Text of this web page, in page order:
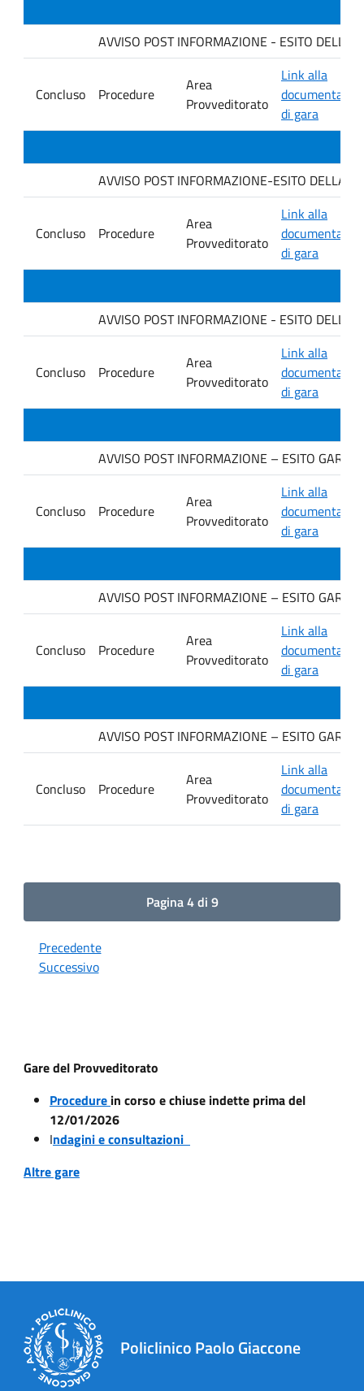
AVVISO POST INFORMAZIONE - ESITO DELLA
Concluso Procedure
Area
Provveditorato
Link alla
di gara
AVVISO POST INFORMAZIONE-ESITO DELLA
Concluso Procedure
Area
Provveditorato
Link alla
di gara
AVVISO POST INFORMAZIONE - ESITO DELLA
Concluso Procedure
Area
Provveditorato
Link alla
di gara
AVVISO POST INFORMAZIONE – ESITO GARA
Concluso Procedure
Area
Provveditorato
Link alla
di gara
AVVISO POST INFORMAZIONE – ESITO
Concluso Procedure
Area
Provveditorato
Link alla
di gara
AVVISO POST INFORMAZIONE – ESITO GARA
Concluso Procedure
Area
Provveditorato
Link alla
di gara
Pagina 4 di 9
Precedente
Successivo
Gare del Provveditorato
Procedure in corso e chiuse indette prima del
12/01/2026
Indagini e consultazioni
Altre gare
Policlinico Paolo Giaccone